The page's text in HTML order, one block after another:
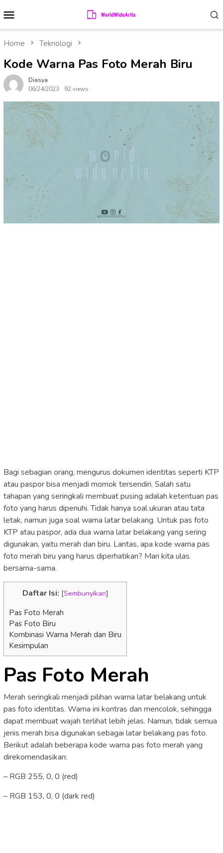
to
contentMenu
Home Teknologi
Kode Warna Pas Foto Merah Biru
Diasya
06/24/2023
92 views
Bagi sebagian orang, mengurus dokumen identitas seperti KTP
atau paspor bisa menjadi momok tersendiri. Salah satu
tahapan yang seringkali membuat pusing adalah ketentuan pas
foto yang harus dipenuhi. Tidak hanya soal ukuran atau tata
letak, namun juga soal warna latar belakang. Untuk pas foto
KTP atau paspor, ada dua warna latar belakang yang sering
digunakan, yaitu merah dan biru. Lantas, apa kode warna pas
foto merah biru yang harus diperhatikan? Mari kita ulas
bersama-sama.
Daftar Isi: [Sembunyikan]
Pas Foto Merah
Pas Foto Biru
Kombinasi Warna Merah dan Biru
Kesimpulan
Pas Foto Merah
Merah seringkali menjadi pilihan warna latar belakang untuk
pas foto identitas. Warna ini kontras dan mencolok, sehingga
dapat membuat wajah terlihat lebih jelas. Namun, tidak semua
jenis merah bisa digunakan sebagai latar belakang pas foto.
Berikut adalah beberapa kode warna pas foto merah yang
direkomendasikan:
– RGB 255, 0, 0 (red)
– RGB 153, 0, 0 (dark red)